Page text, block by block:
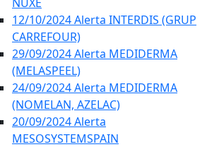
12/10/2024 Alerta INTERDIS (GRUP
CARREFOUR)
29/09/2024 Alerta MEDIDERMA
(MELASPEEL)
24/09/2024 Alerta MEDIDERMA
(NOMELAN, AZELAC)
20/09/2024 Alerta
MESOSYSTEMSPAIN